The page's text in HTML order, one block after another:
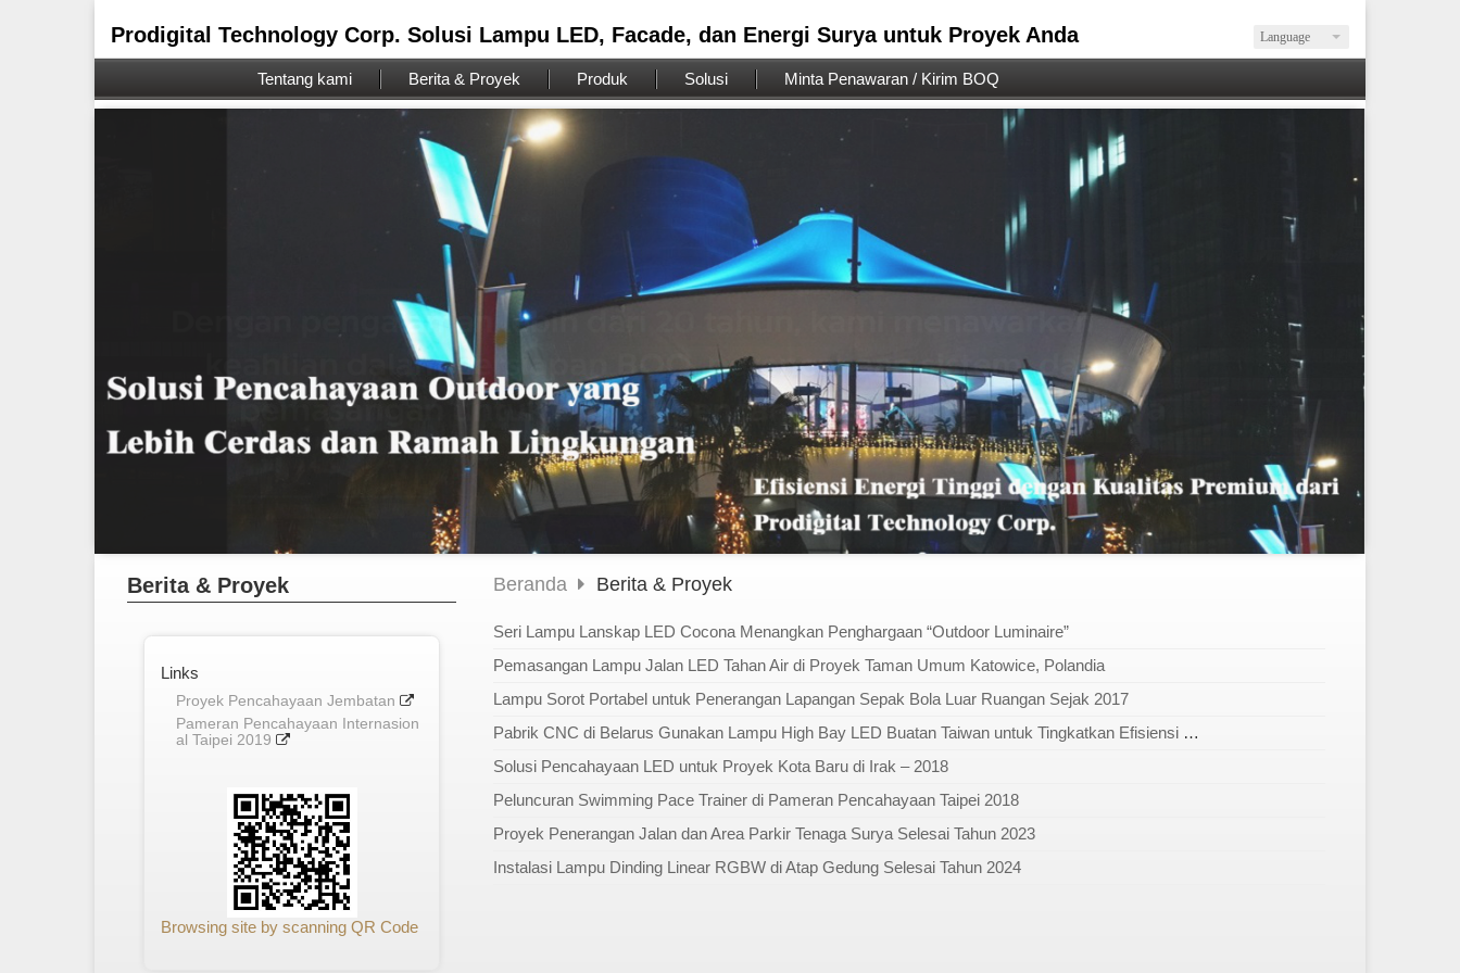
Language
Prodigital Technology Corp. Solusi Lampu LED, Facade, dan Energi Surya untuk Proyek Anda
Tentang kami Berita & Proyek Produk Solusi Minta Penawaran / Kirim BOQ
Berita & Proyek
Links
Proyek Pencahayaan Jembatan
Pameran Pencahayaan Internasion
al Taipei 2019
Browsing site by scanning QR Code
Beranda Berita & Proyek
Seri Lampu Lanskap LED Cocona Menangkan Penghargaan “Outdoor Luminaire”
Pemasangan Lampu Jalan LED Tahan Air di Proyek Taman Umum Katowice, Polandia
Lampu Sorot Portabel untuk Penerangan Lapangan Sepak Bola Luar Ruangan Sejak 2017
Pabrik CNC di Belarus Gunakan Lampu High Bay LED Buatan Taiwan untuk Tingkatkan Efisiensi Penerangan
Solusi Pencahayaan LED untuk Proyek Kota Baru di Irak – 2018
Peluncuran Swimming Pace Trainer di Pameran Pencahayaan Taipei 2018
Proyek Penerangan Jalan dan Area Parkir Tenaga Surya Selesai Tahun 2023
Instalasi Lampu Dinding Linear RGBW di Atap Gedung Selesai Tahun 2024